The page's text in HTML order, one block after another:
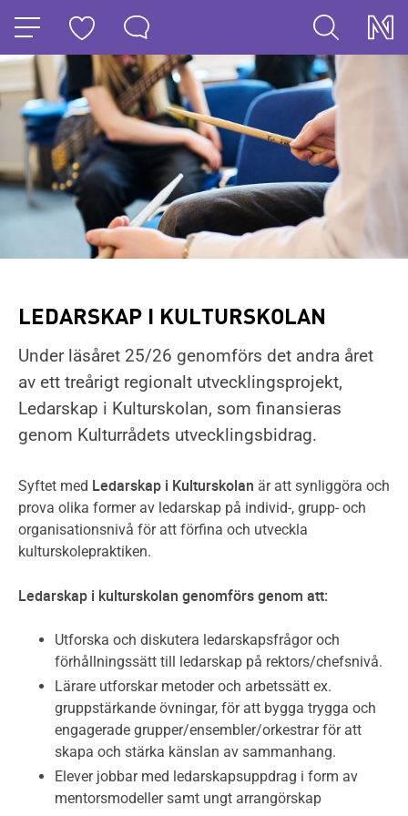
HOPPA TILL NAVIGERINGEN
HOPPA TILL INNEHÅLLET
LEDARSKAP I KULTURSKOLAN
Under läsåret 25/26 genomförs det andra året
av ett treårigt regionalt utvecklingsprojekt,
Ledarskap i Kulturskolan, som finansieras
genom Kulturrådets utvecklingsbidrag.
Syftet med Ledarskap i Kulturskolan är att synliggöra och
prova olika former av ledarskap på individ-, grupp- och
organisationsnivå för att förfina och utveckla
kulturskolepraktiken.
Ledarskap i kulturskolan genomförs genom att:
Utforska och diskutera ledarskapsfrågor och
förhållningssätt till ledarskap på rektors/chefsnivå.
Lärare utforskar metoder och arbetssätt ex.
gruppstärkande övningar, för att bygga trygga och
engagerade grupper/ensembler/orkestrar för att
skapa och stärka känslan av sammanhang.
Elever jobbar med ledarskapsuppdrag i form av
mentorsmodeller samt ungt arrangörskap